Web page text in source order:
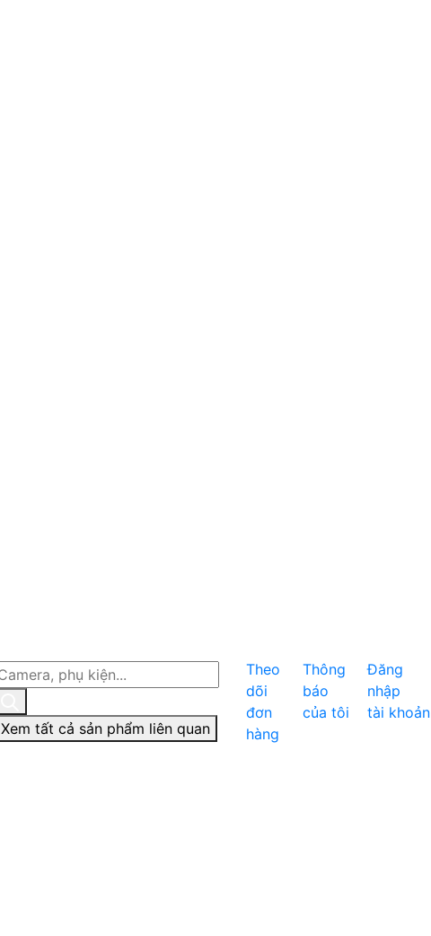
Xem tất cả sản phẩm liên quan
Theo
dõi
đơn
hàng
Thông
báo
của tôi
Đăng
nhập
tài khoản